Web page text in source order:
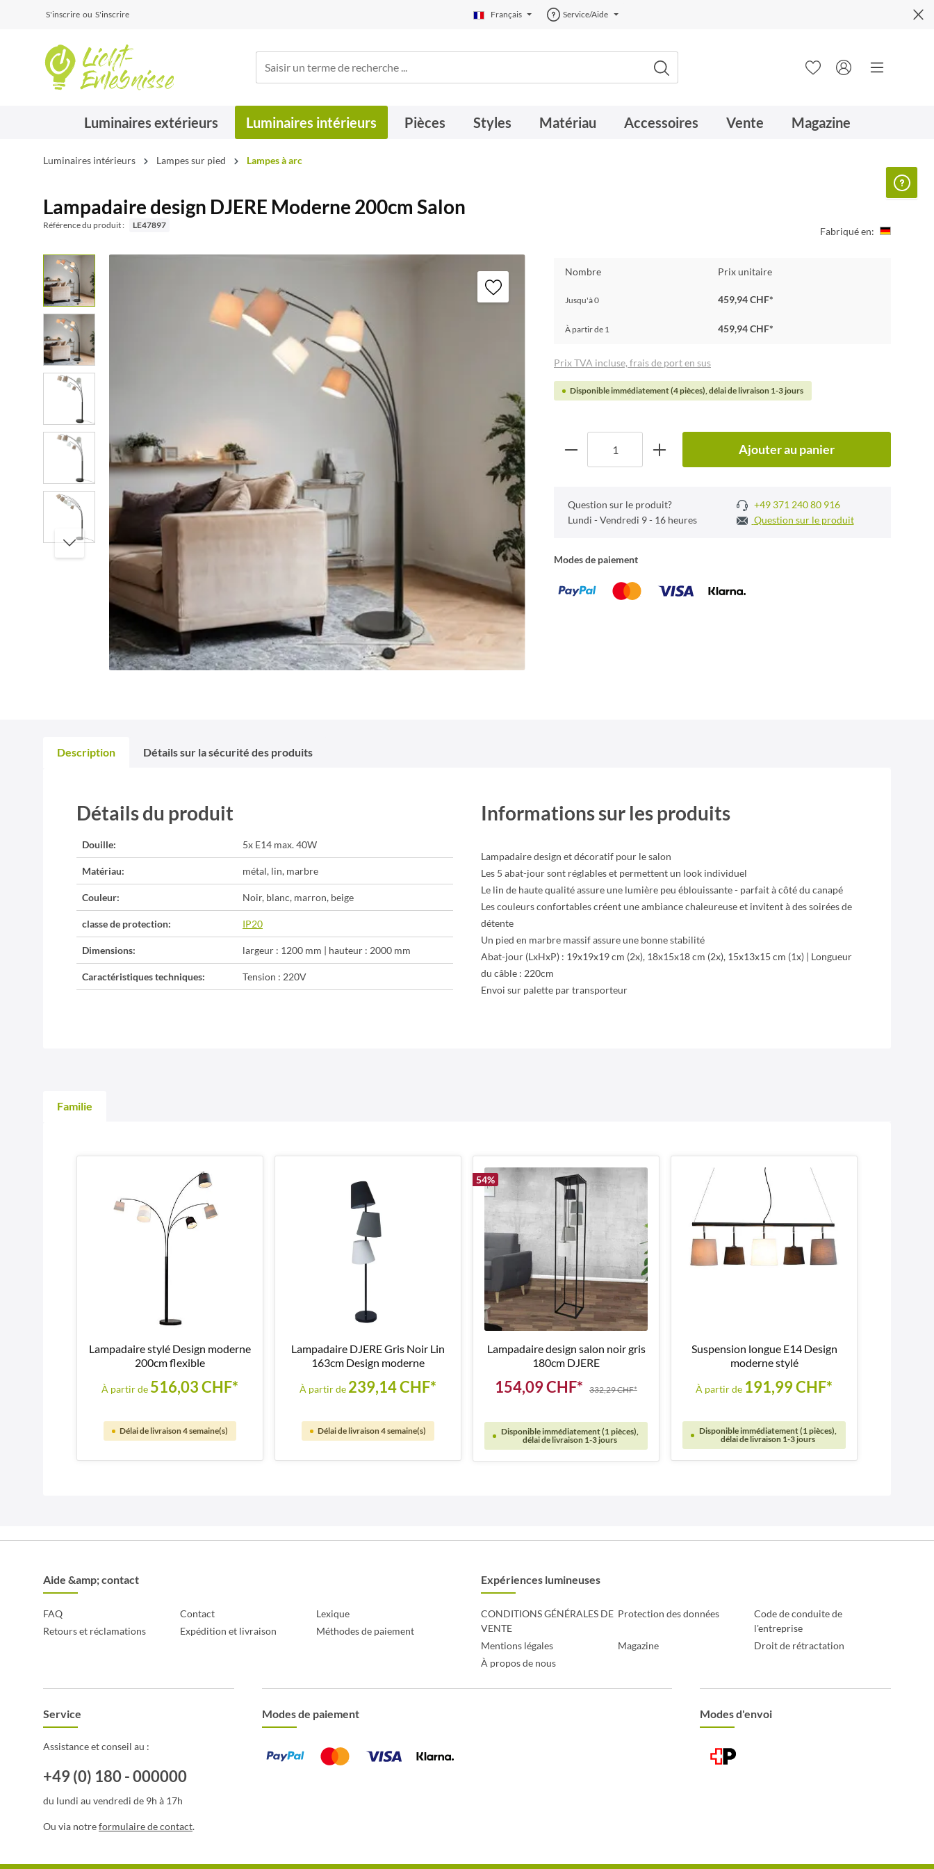
S'inscrire ou S'inscrire Français Service/Aide
Luminaires extérieurs Luminaires intérieurs Pièces Styles Matériau Accessoires Vente Magazine
Luminaires intérieurs Lampes sur pied Lampes à arc
Lampadaire design DJERE Moderne 200cm Salon
Référence du produit : LE47897 Fabriqué en:
Nombre Prix unitaire
Jusqu'à0 459,94 CHF*
À partir de 1 459,94 CHF*
Prix TVA incluse, frais de port en sus
Disponible immédiatement (4 pièces), délai de livraison 1-3 jours
Ajouter au panier
Question sur le produit?
+49 371 240 80 916
Lundi - Vendredi 9 - 16 heures
Question sur le produit
Modes de paiement
Description Détails sur la sécurité des produits
Détails du produit
Douille: 5x E14 max. 40W
Matériau: métal, lin, marbre
Couleur: Noir, blanc, marron, beige
classe de protection: IP20
Dimensions: largeur : 1200 mm | hauteur : 2000 mm
Caractéristiques techniques: Tension : 220V
Informations sur les produits
Lampadaire design et décoratif pour le salon
Les 5 abat-jour sont réglables et permettent un look individuel
Le lin de haute qualité assure une lumière peu éblouissante - parfait à côté du canapé
Les couleurs confortables créent une ambiance chaleureuse et invitent à des soirées de
détente
Un pied en marbre massif assure une bonne stabilité
Abat-jour (LxHxP) : 19x19x19 cm (2x), 18x15x18 cm (2x), 15x13x15 cm (1x) | Longueur
du câble : 220cm
Envoi sur palette par transporteur
Familie
Lampadaire stylé Design moderne
200cm flexible
À partir de 516,03 CHF*
Délai de livraison 4 semaine(s)
Lampadaire DJERE Gris Noir Lin
163cm Design moderne
À partir de 239,14 CHF*
Délai de livraison 4 semaine(s)
54%
Lampadaire design salon noir gris
180cm DJERE
154,09 CHF* 332,29 CHF*
Disponible immédiatement (1 pièces),
délai de livraison 1-3 jours
Suspension longue E14 Design
moderne stylé
À partir de 191,99 CHF*
Disponible immédiatement (1 pièces),
délai de livraison 1-3 jours
Service
Assistance et conseil au :
+49 (0) 180 - 000000
du lundi au vendredi de 9h à 17h
Ou via notreformulaire de contact.
Aide &amp; contact
FAQ Contact
Lexique
Retours et réclamations
Expédition et livraison Méthodes de paiement
Expériences lumineuses
CONDITIONS GÉNÉRALES DE
VENTE
Protection des données
Code de conduite de
l'entreprise
Mentions légales
Magazine
Droit de rétractation
À propos de nous
Modes de paiement Modes d'envoi